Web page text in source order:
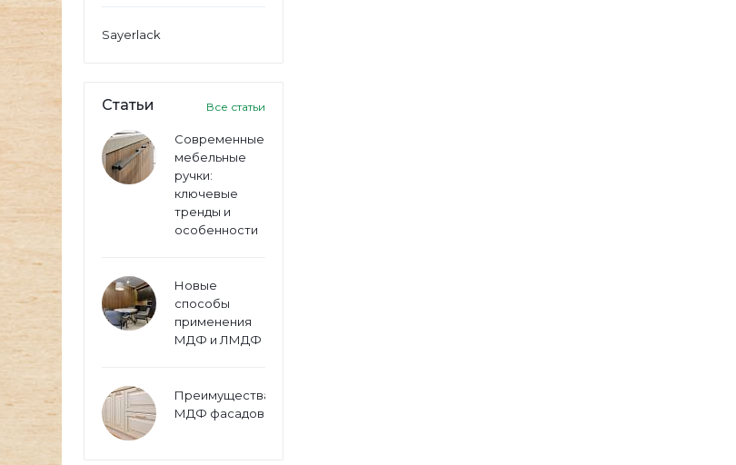
Sayerlack
Статьи Все статьи
Современные
мебельные
ручки:
ключевые
тренды и
особенности
Новые
способы
применения
МДФ и ЛМДФ
Преимущества
МДФ фасадов